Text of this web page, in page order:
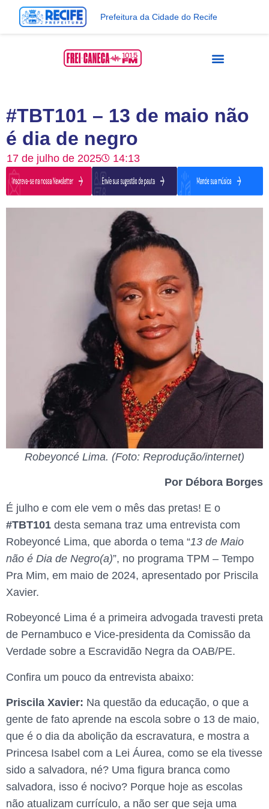
Prefeitura da Cidade do Recife
#TBT101 – 13 de maio não
é dia de negro
17 de julho de 2025 14:13
Robeyoncé Lima. (Foto: Reprodução/internet)
Por Débora Borges
É julho e com ele vem o mês das pretas! E o
#TBT101 desta semana traz uma entrevista com
Robeyoncé Lima, que aborda o tema “13 de Maio
não é Dia de Negro(a)”, no programa TPM – Tempo
Pra Mim, em maio de 2024, apresentado por Priscila
Xavier.
Robeyoncé Lima é a primeira advogada travesti preta
de Pernambuco e Vice-presidenta da Comissão da
Verdade sobre a Escravidão Negra da OAB/PE.
Confira um pouco da entrevista abaixo:
Priscila Xavier: Na questão da educação, o que a
gente de fato aprende na escola sobre o 13 de maio,
que é o dia da abolição da escravatura, e mostra a
Princesa Isabel com a Lei Áurea, como se ela tivesse
sido a salvadora, né? Uma figura branca como
salvadora, isso é nocivo? Porque hoje as escolas
não atualizam currículo, a não ser que seja uma